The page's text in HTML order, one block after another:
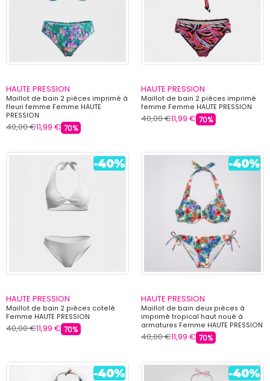
HAUTE PRESSION
Maillot de bain 2 pièces imprimé à
fleuri femme Femme HAUTE
PRESSION
40,00 €11,99 € 70%
HAUTE PRESSION
Maillot de bain 2 pièces imprimé
femme Femme HAUTE PRESSION
40,00 €11,99 € 70%
HAUTE PRESSION
Maillot de bain 2 pièces cotelé
Femme HAUTE PRESSION
40,00 €11,99 € 70%
HAUTE PRESSION
Maillot de bain deux pièces à
imprimé tropical haut noué à
armatures Femme HAUTE PRESSION
40,00 €11,99 € 70%